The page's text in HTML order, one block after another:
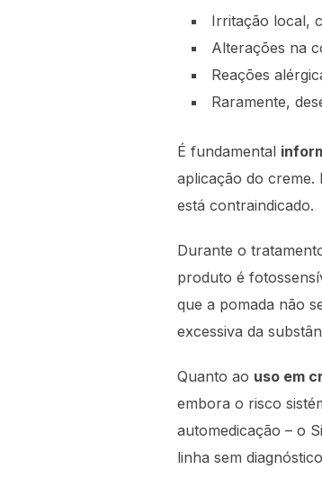
Irritação local,
Alterações na
Reações
Raramente,
É fundamental
aplicação do creme.
está contraindicado.
Durante o
produto é
que a pomada não
excessiva da
Quanto ao uso em
embora o risco
automedicação – o
linha sem